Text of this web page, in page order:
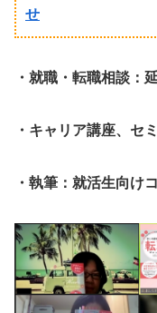
せ
・就職・転職相談：
・キャリア講座、セ
・執筆：就活生向